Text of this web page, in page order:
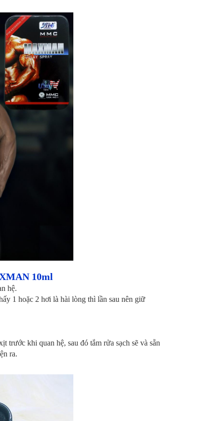
10ml
hệ.
1 hoặc 2 hơi là hài lòng thì lần sau nên giữ
trước khi quan hệ, sau đó tắm rửa sạch sẽ và sẵn
ra.